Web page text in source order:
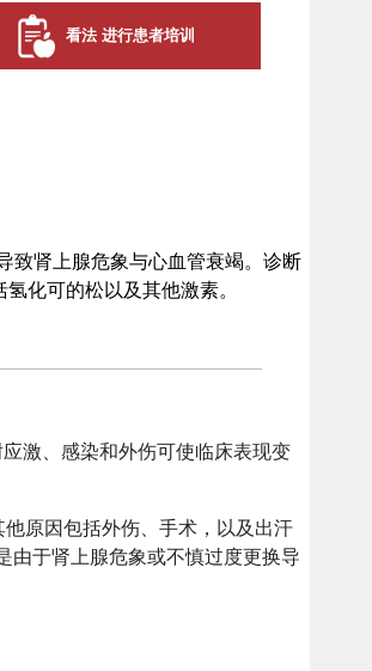
看法 进行患者培训
致肾上腺危象与心血管衰竭。诊断
化可的松以及其他激素。
激、感染和外伤可使临床表现变
原因包括外伤、手术，以及出汗
于肾上腺危象或不慎过度更换导